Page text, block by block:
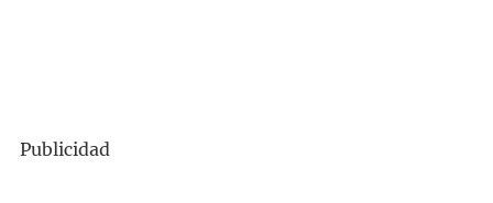
Publicidad